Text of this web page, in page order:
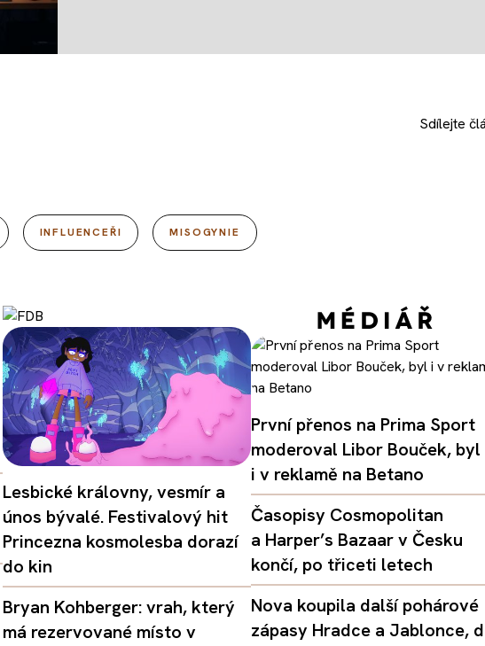
Sdílejte
INFLUENCEŘI MISOGYNIE
Lesbické královny, vesmír a
únos bývalé. Festivalový hit
Princezna kosmolesba dorazí
do kin
Bryan Kohberger: vrah, který
má rezervované místo v
První přenos na Prima Sport
moderoval Libor Bouček, byl
i v reklamě na Betano
Časopisy Cosmopolitan
a Harper’s Bazaar v Česku
končí, po třiceti letech
Nova koupila další pohárové
zápasy Hradce a Jablonce,